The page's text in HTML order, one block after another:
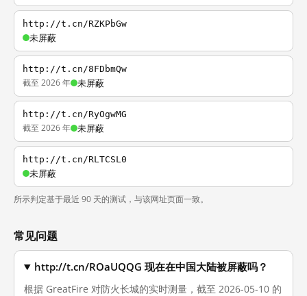
http://t.cn/RZKPbGw
未屏蔽
http://t.cn/8FDbmQw
截至 2026 年 未屏蔽
http://t.cn/RyOgwMG
截至 2026 年 未屏蔽
http://t.cn/RLTCSL0
未屏蔽
所示判定基于最近 90 天的测试，与该网址页面一致。
常见问题
http://t.cn/ROaUQQG 现在在中国大陆被屏蔽吗？
根据 GreatFire 对防火长城的实时测量，截至 2026-05-10 的